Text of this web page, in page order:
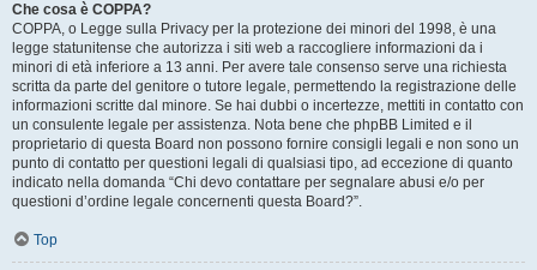
Che cosa è COPPA?
COPPA, o Legge sulla Privacy per la protezione dei minori del 1998, è una
legge statunitense che autorizza i siti web a raccogliere informazioni da i
minori di età inferiore a 13 anni. Per avere tale consenso serve una richiesta
scritta da parte del genitore o tutore legale, permettendo la registrazione delle
informazioni scritte dal minore. Se hai dubbi o incertezze, mettiti in contatto con
un consulente legale per assistenza. Nota bene che phpBB Limited e il
proprietario di questa Board non possono fornire consigli legali e non sono un
punto di contatto per questioni legali di qualsiasi tipo, ad eccezione di quanto
indicato nella domanda “Chi devo contattare per segnalare abusi e/o per
questioni d’ordine legale concernenti questa Board?”.
Top